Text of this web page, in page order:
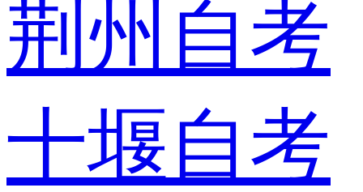
荆州自考
十堰自考